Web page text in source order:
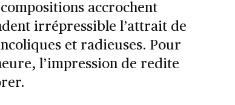
accrochent
irrépressible l’attrait de
et radieuses. Pour
l’impression de redite